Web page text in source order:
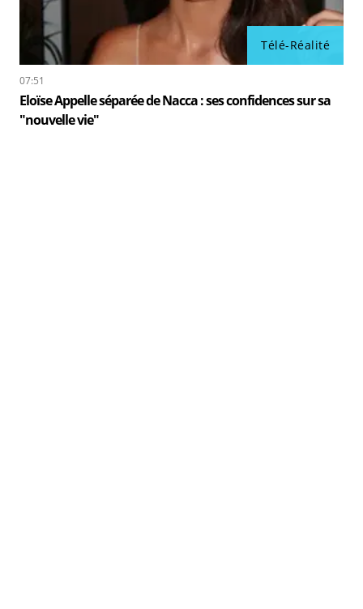
Télé-Réalité
07:51
Eloïse Appelle séparée de Nacca : ses confidences sur sa
"nouvelle vie"